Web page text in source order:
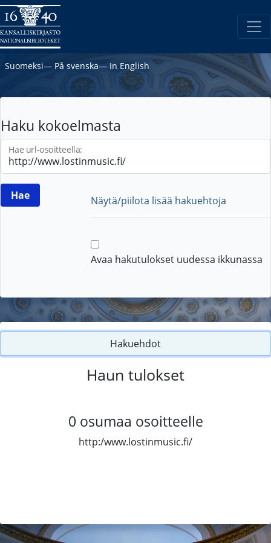
Suomeksi― På svenska― In English
Haku kokoelmasta
Hae url-osoitteella:
Näytä/piilota lisää hakuehtoja
Avaa hakutulokset uudessa ikkunassa
Hakuehdot
Haun tulokset
0 osumaa osoitteelle
http:/www.lostinmusic.fi/